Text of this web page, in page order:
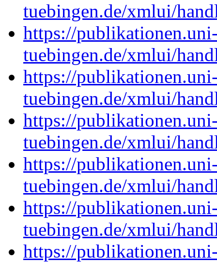
tuebingen.de/xmlui/
https://
tuebingen.de/xmlui/
https://
tuebingen.de/xmlui/
https://
tuebingen.de/xmlui/
https://
tuebingen.de/xmlui/
https://
tuebingen.de/xmlui/
https://